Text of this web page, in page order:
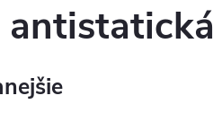
antistatická